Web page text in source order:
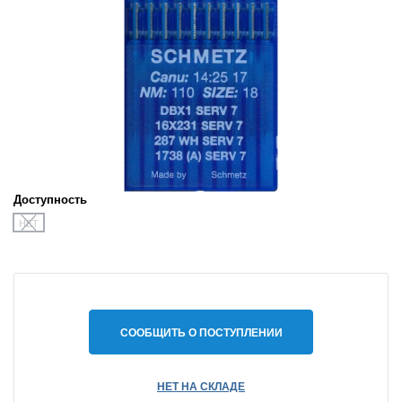
Доступность
НЕТ
СООБЩИТЬ О ПОСТУПЛЕНИИ
НЕТ НА СКЛАДЕ